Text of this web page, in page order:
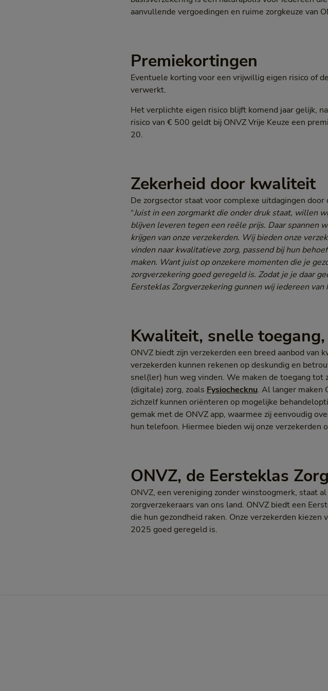
aanvullende vergoedingen en ruime zorgkeuze van
Premiekortingen
Eventuele korting voor een vrijwillig eigen risico of
verwerkt.
Het verplichte eigen risico blijft komend jaar gelijk,
risico van € 500 geldt bij ONVZ Vrije Keuze een
20.
Zekerheid door kwaliteit
De zorgsector staat voor complexe uitdagingen
“Juist in een zorgmarkt die onder druk staat, willen
blijven leveren tegen een reële prijs. Daar spannen
krijgen van onze verzekerden. Wij bieden onze
vinden naar kwalitatieve zorg, passend bij hun
maken. Want juist op onzekere momenten die je
zorgverzekering goed geregeld is. Zodat je je daar
Eersteklas Zorgverzekering gunnen wij iedereen van
Kwaliteit, snelle
ONVZ biedt zijn verzekerden een breed aanbod van
verzekerden kunnen rekenen op deskundig en
snel(ler) hun weg vinden. We maken de toegang
(digitale) zorg, zoals Fysiochecknu. Al langer maken
zichzelf kunnen oriënteren op mogelijke
gemak met de ONVZ app, waarmee zij eenvoudig
hun telefoon. Hiermee bieden wij onze verzekerden
ONVZ, de Eersteklas
ONVZ, een vereniging zonder winstoogmerk, staat
zorgverzekeraars van ons land. ONVZ biedt een
die hun gezondheid raken. Onze verzekerden
2025 goed geregeld is.